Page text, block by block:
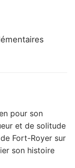
pour son
et de solitude
Fort-Royer sur
son histoire